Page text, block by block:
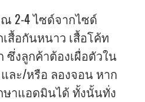
2-4 ไซด์จากไซด์
สื้อกันหนาว เสื้อโค้ท
ซึ่งลูกค้าต้องเผื่อตัวใน
ละ/หรือ ลองจอน หาก
ษาแอดมินได้ ทั้งนั้นทั่ง